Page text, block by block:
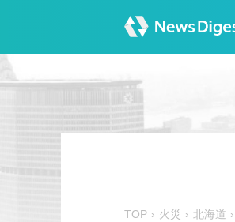
TOP 火災 北海道